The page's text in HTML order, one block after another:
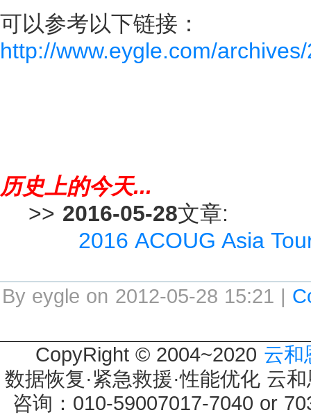
可以参考以下链接：
http://www.eygle.com/
历史上的今天...
>> 2016-05-28文章:
2016 ACOUG Asia
By eygle on 2012-05-28 15:21 |
CopyRight © 2004~2020 云和
数据恢复·紧急救援·性能优化 云
咨询：010-59007017-7040 or